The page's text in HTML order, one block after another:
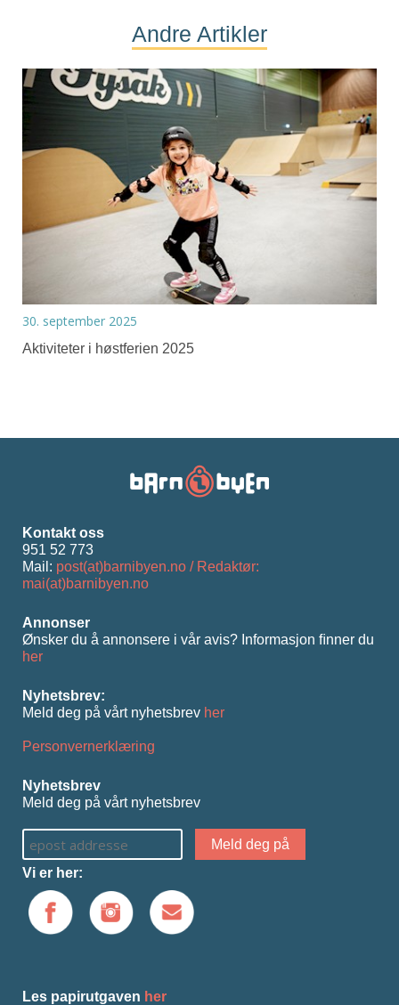
Andre Artikler
30. september 2025
Aktiviteter i høstferien 2025
Kontakt oss
951 52 773
Mail: post(at)barnibyen.no / Redaktør:
mai(at)barnibyen.no
Annonser
Ønsker du å annonsere i vår avis? Informasjon ﬁnner du
her
Nyhetsbrev:
Meld deg på vårt nyhetsbrev her
Personvernerklæring
Nyhetsbrev
Meld deg på vårt nyhetsbrev
Vi er her:
Les papirutgaven her